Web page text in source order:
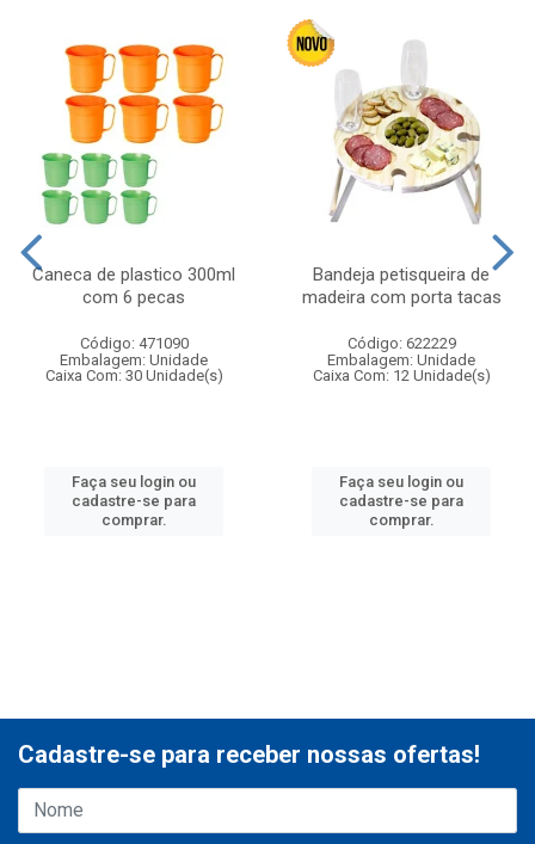
Caneca de plastico 300ml
com 6 pecas
Código: 471090
Embalagem: Unidade
Caixa Com: 30 Unidade(s)
Faça seu login ou
cadastre-se para
comprar.
Bandeja petisqueira de
madeira com porta tacas
Código: 622229
Embalagem: Unidade
Caixa Com: 12 Unidade(s)
Faça seu login ou
cadastre-se para
comprar.
Cadastre-se para receber nossas ofertas!